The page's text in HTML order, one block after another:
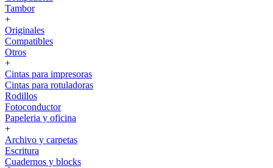
Tambor
+
Originales
Compatibles
Otros
+
Cintas para impresoras
Cintas para rotuladoras
Rodillos
Fotoconductor
Papeleria y oficina
+
Archivo y carpetas
Escritura
Cuadernos y blocks